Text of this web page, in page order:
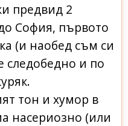
предвид 2
София, първото
(и наобед съм си
следобедно и по
тон и хумор в
насериозно (или